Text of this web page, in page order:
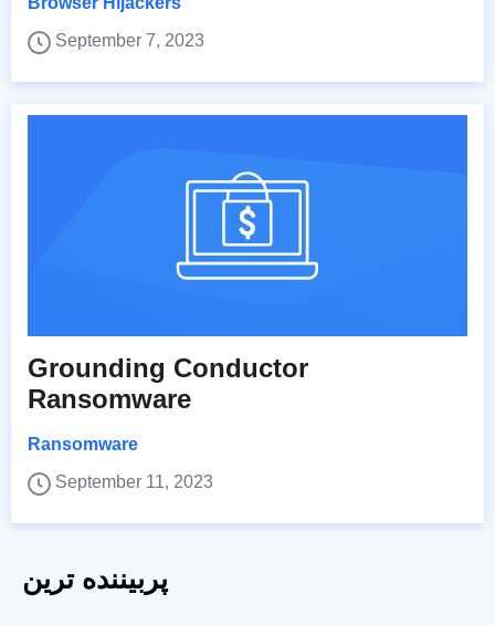
September 7, 2023
Grounding Conductor
Ransomware
Ransomware
September 11, 2023
پربیننده ترین